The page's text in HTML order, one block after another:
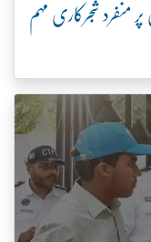
منفرد شجرکاری مہم